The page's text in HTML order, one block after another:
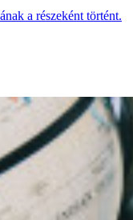
a részeként történt.